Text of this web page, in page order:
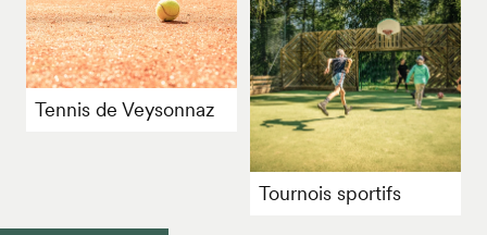
Tennis de Veysonnaz
Tournois sportifs